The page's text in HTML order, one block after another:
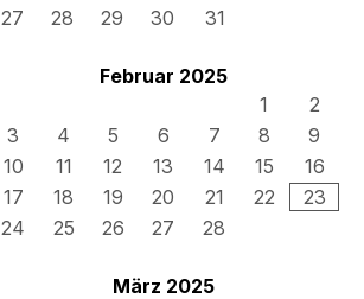
27
28 29 30 31
Februar 2025
1
2
3
4 5 6 7 8
9
10
11 12 13 14 15
16
17
18 19 20 21 22
23
24
25 26 27 28
März 2025